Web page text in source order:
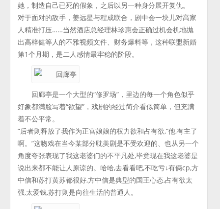
她，制造自己已死的假象，之后以另一种身分展开复仇。
对于面对的敌手，姜远星与程成联合，剧中会一块儿对高家
人精准打压……当然酒店总经理林珍惠会正确过机会机地抛
出高梓健等人的不雅视频文件、财务爆料等，这种联盟新婚
第1个月期，是二人感情最牢稳的阶段。
回廊亭是一个大型的“修罗场”，里边的每一个角色似乎
好象都满脸写着“欲望”，戏剧的经过简介看似简单，但充满
着不公平常。
”后者则释放了我作为正宫娘娘的权力欲和占有欲,“他,有主了
啊。”这吻戏在当今某部分耽美剧是不受欢迎的、也从另一个
角度夸张表现了我这老婆们的不平凡处,毕竟现在我这老婆是
说出来都不能让人原谅的。哈哈,去看看吧,不吃亏↓有俩cp,方
中信和苏打黄苏都很好,方中信是典型的国王心态,占有欲太
强,太爱钱,苏打则是向往生活的普通人。